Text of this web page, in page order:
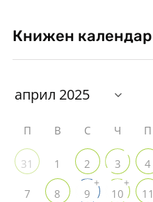
Книжен календар
П В С Ч П
31 1 2 3 4
7 8 9
+
10
+
11